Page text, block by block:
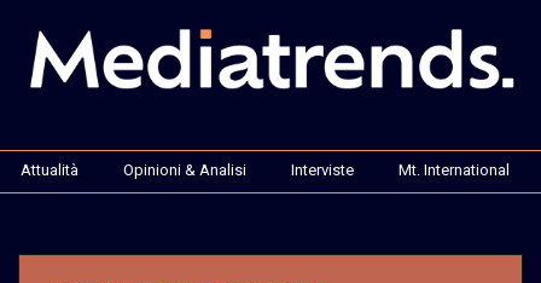
Attualità Opinioni & Analisi Interviste Mt. International